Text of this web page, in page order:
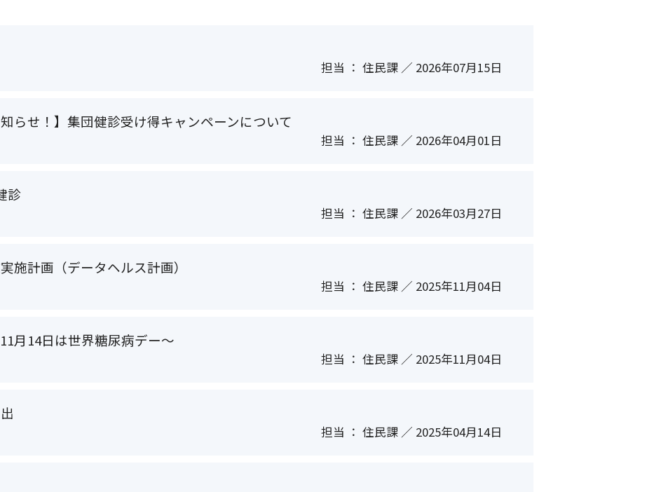
担当 ： 住民課 ／ 2026年07月15日
らせ！】集団健診受け得キャンペーンについて
担当 ： 住民課 ／ 2026年04月01日
診
担当 ： 住民課 ／ 2026年03月27日
施計画（データヘルス計画）
担当 ： 住民課 ／ 2025年11月04日
月14日は世界糖尿病デー～
担当 ： 住民課 ／ 2025年11月04日
担当 ： 住民課 ／ 2025年04月14日